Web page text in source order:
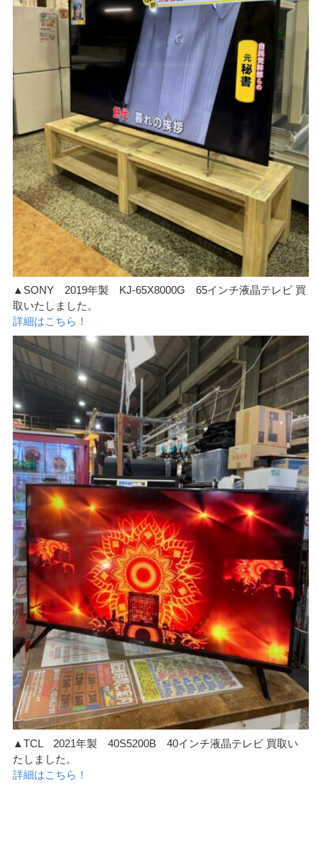
▲SONY 2019年製 KJ-65X8000G 65インチ液晶テレビ 買
取いたしました。
詳細はこちら！
▲TCL 2021年製 40S5200B 40インチ液晶テレビ 買取い
たしました。
詳細はこちら！